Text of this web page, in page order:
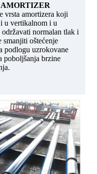
vrsta amortizera koji
u vertikalnom i u
normalan tlak i
smanjiti oštećenje
podlogu uzrokovane
poboljšanja brzine